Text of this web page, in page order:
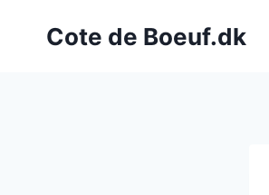
Cote de Boeuf.dk